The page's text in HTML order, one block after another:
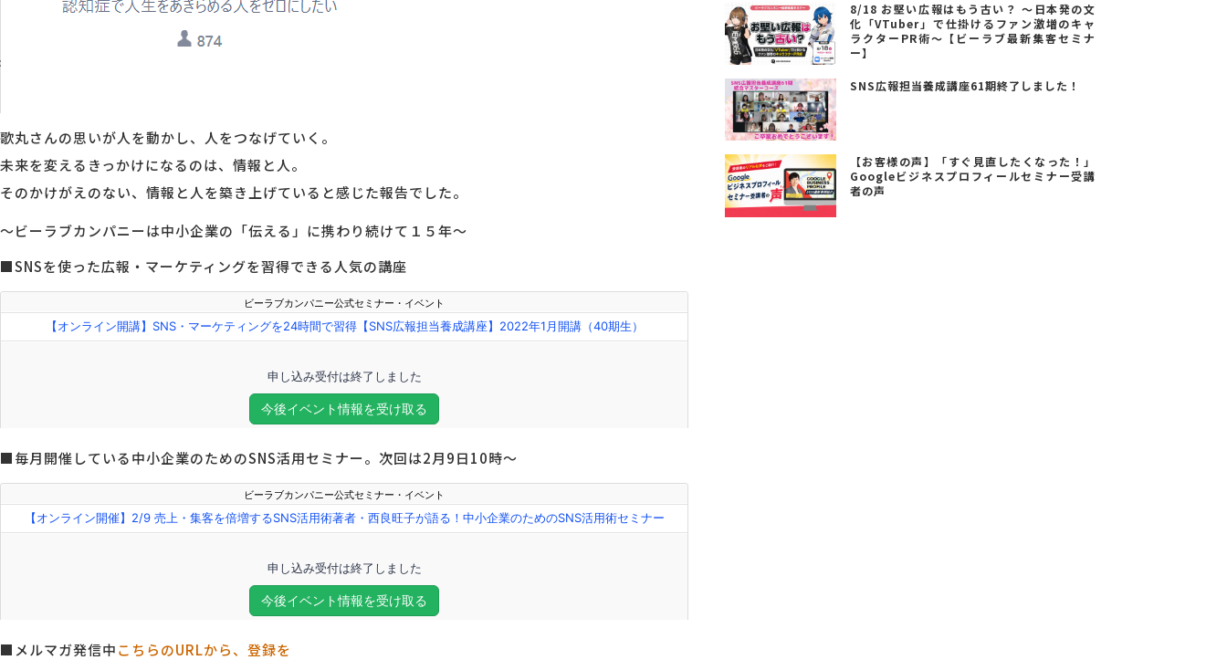
歌丸さんの思いが人を動かし、人をつなげていく。
未来を変えるきっかけになるのは、情報と人。
そのかけがえのない、情報と人を築き上げていると感じた報告でした。
～ビーラブカンパニーは中小企業の「伝える」に携わり続けて１５年～
■SNSを使った広報・マーケティングを習得できる人気の講座
■毎月開催している中小企業のためのSNS活用セミナー。次回は2月9日10時～
■メルマガ発信中こちらのURLから、登録を
8/18 お堅い広報はもう古い？ ～日本発の文
化「VTuber」で仕掛けるファン激増のキャ
ラクターPR術～【ビーラブ最新集客セミナ
ー】
SNS広報担当養成講座61期終了しました！
【お客様の声】「すぐ見直したくなった！」
Googleビジネスプロフィールセミナー受講
者の声